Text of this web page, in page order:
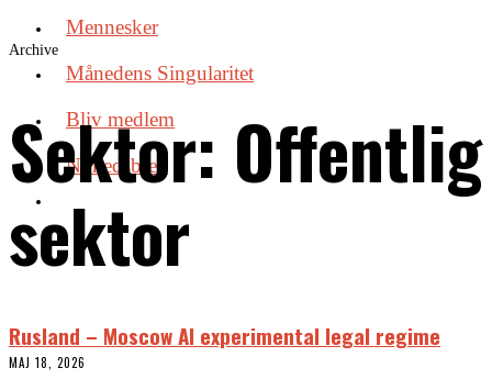
Mennesker
Månedens Singularitet
Bliv medlem
Nyhedsbrev
Archive
Sektor: Offentlig
sektor
Rusland – Moscow AI experimental legal regime
MAJ 18, 2026